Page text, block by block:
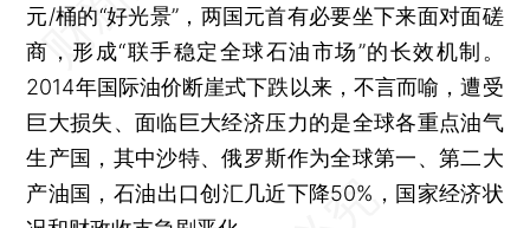
元/桶的“好光景”，两国元首有必要坐下来面对面磋
商，形成“联手稳定全球石油市场”的长效机制。
2014年国际油价断崖式下跌以来，不言而喻，遭受
巨大损失、面临巨大经济压力的是全球各重点油气
生产国，其中沙特、俄罗斯作为全球第一、第二大
产油国，石油出口创汇几近下降50%，国家经济状